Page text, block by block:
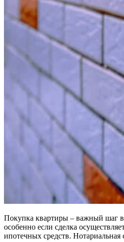
Покупка квартиры – важный шаг
особенно если сделка
ипотечных средств.